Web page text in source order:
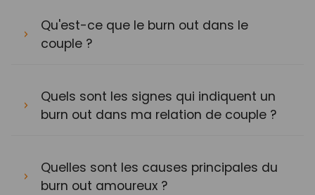
Qu'est-ce que le burn out dans le
couple ?
Quels sont les signes qui indiquent un
burn out dans ma relation de couple ?
Quelles sont les causes principales du
burn out amoureux ?